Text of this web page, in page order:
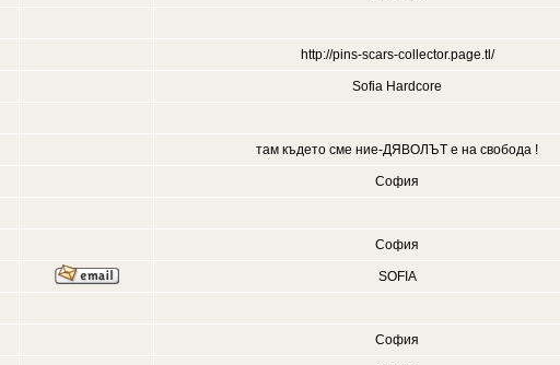
http://pins-scars-collector.page.tl/
Sofia Hardcore
там където сме ние-ДЯВОЛЪТ е на свобода !
София
София
SOFIA
София